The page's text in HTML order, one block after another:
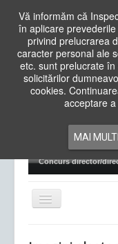
Vă informăm că
în aplicare
privind prelucrarea
caracter personal ale
etc. sunt prelucrate
solicitărilor
cookies.
acceptare
MAI
Cauta
in
siteAcasa
Examene Naționale
Concurs director/
Comută
navigarea